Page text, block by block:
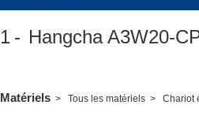
Matériels Tous les matériels Chariot
1 Hangcha A3W20-